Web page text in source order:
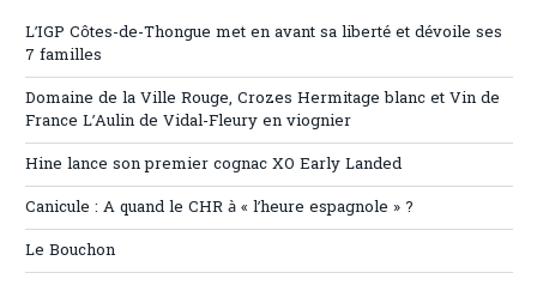
L’IGP Côtes-de-Thongue met en avant sa liberté et dévoile ses
7 familles
Domaine de la Ville Rouge, Crozes Hermitage blanc et Vin de
France L’Aulin de Vidal-Fleury en viognier
Hine lance son premier cognac XO Early Landed
Canicule : A quand le CHR à « l’heure espagnole » ?
Le Bouchon